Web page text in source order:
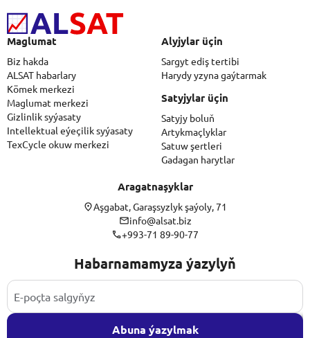
Maglumat
Biz hakda
ALSAT habarlary
Kömek merkezi
Maglumat merkezi
Gizlinlik syýasaty
Intellektual eýeçilik syýasaty
TexCycle okuw merkezi
Alyjylar üçin
Sargyt ediş tertibi
Harydy yzyna gaýtarmak
Satyjylar üçin
Satyjy boluň
Artykmaçlyklar
Satuw şertleri
Gadagan harytlar
Aragatnaşyklar
Aşgabat, Garaşsyzlyk şaýoly, 71
info@alsat.biz
+993-71 89-90-77
Habarnamamyza ýazylyň
Abuna ýazylmak